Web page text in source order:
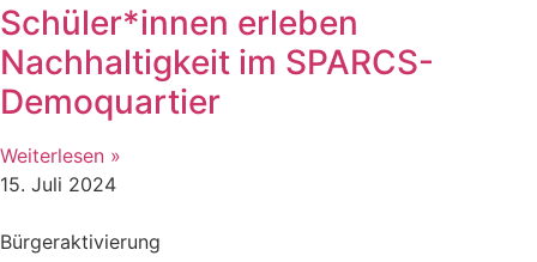
Schüler*innen erleben
Nachhaltigkeit im SPARCS-
Demoquartier
Weiterlesen »
15. Juli 2024
Bürgeraktivierung